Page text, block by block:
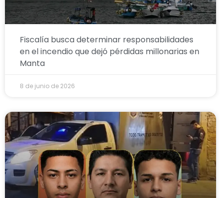
Fiscalía busca determinar responsabilidades
en el incendio que dejó pérdidas millonarias en
Manta
8 de junio de 2026